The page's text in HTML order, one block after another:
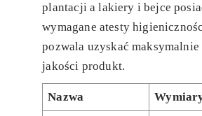
plantacji a lakiery i bejce
wymagane atesty
pozwala uzyskać
jakości produkt.
Nazwa